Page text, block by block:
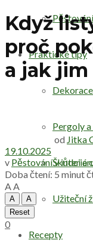
Praktické tipy
Pergoly
Škůdci a
Užiteční
Recepty
Když
proč
a jak
od Jitka
19.10.2025
v Pěstování v
Doba čtení: 5 minut
AA
A
A
Reset
0